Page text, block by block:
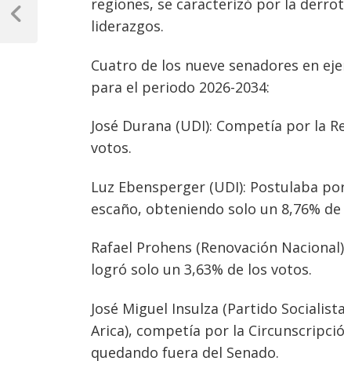
regiones, se caracterizó por la
liderazgos.
Cuatro de los nueve senadores en
para el periodo 2026-2034:
José Durana (UDI): Competía por la
votos.
Luz Ebensperger (UDI): Postulaba
escaño, obteniendo solo un 8,76%
Rafael Prohens (Renovación
logró solo un 3,63% de los votos.
José Miguel Insulza (Partido
Arica), competía por la
quedando fuera del Senado.
de
Previous